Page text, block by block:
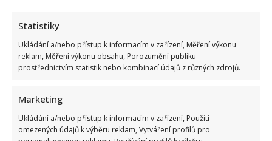
Statistiky
Ukládání a/nebo přístup k informacím v zařízení, Měření výkonu
reklam, Měření výkonu obsahu, Porozumění publiku
prostřednictvím statistik nebo kombinací údajů z různých zdrojů.
Marketing
Ukládání a/nebo přístup k informacím v zařízení, Použití
omezených údajů k výběru reklam, Vytváření profilů pro